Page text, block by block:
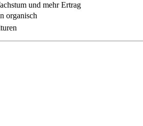
und mehr Ertrag
organisch